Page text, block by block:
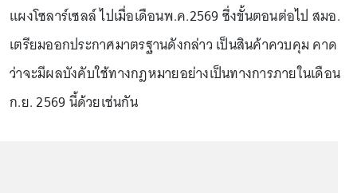
แผงโซลาร์เซลล์ ไปเมื่อเดือนพ.ค.2569 ซึ่งขั้นตอนต่อไป สมอ.
เตรียมออกประกาศมาตรฐานดังกล่าว เป็นสินค้าควบคุม คาด
ว่าจะมีผลบังคับใช้ทางกฎหมายอย่างเป็นทางการภายในเดือน
ก.ย. 2569 นี้ด้วยเช่นกัน